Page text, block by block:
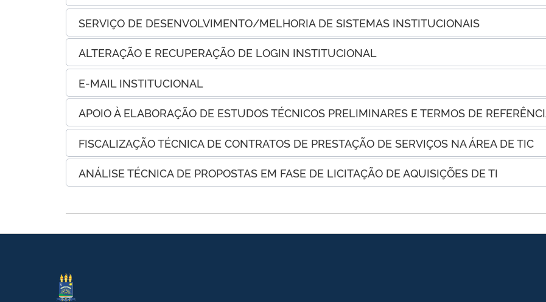
SERVIÇO DE DESENVOLVIMENTO/MELHORIA DE SISTEMAS INSTITUCIONAIS
ALTERAÇÃO E RECUPERAÇÃO DE LOGIN INSTITUCIONAL
E-MAIL INSTITUCIONAL
APOIO À ELABORAÇÃO DE ESTUDOS TÉCNICOS PRELIMINARES E TERMOS DE
FISCALIZAÇÃO TÉCNICA DE CONTRATOS DE PRESTAÇÃO DE SERVIÇOS NA ÁREA DE TIC
ANÁLISE TÉCNICA DE PROPOSTAS EM FASE DE LICITAÇÃO DE AQUISIÇÕES DE TI